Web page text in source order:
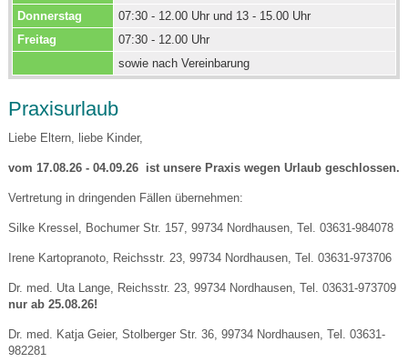
Donnerstag
07:30 - 12.00 Uhr und 13 - 15.00 Uhr
Freitag
07:30 - 12.00 Uhr
sowie nach Vereinbarung
Praxisurlaub
Liebe Eltern, liebe Kinder,
vom 17.08.26 - 04.09.26 ist unsere Praxis wegen Urlaub geschlossen.
Vertretung in dringenden Fällen übernehmen:
Silke Kressel, Bochumer Str. 157, 99734 Nordhausen, Tel. 03631-984078
Irene Kartopranoto, Reichsstr. 23, 99734 Nordhausen, Tel. 03631-973706
Dr. med. Uta Lange, Reichsstr. 23, 99734 Nordhausen, Tel. 03631-973709
nur ab 25.08.26!
Dr. med. Katja Geier, Stolberger Str. 36, 99734 Nordhausen, Tel. 03631-
982281